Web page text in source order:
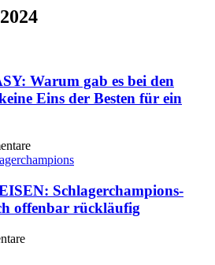
Warum gab es bei den
Eins der Besten für ein
Schlagerchampions-
offenbar rückläufig